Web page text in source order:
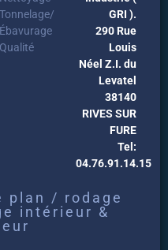
Tonnelage/
Ébavurage
Qualité
GRI ).
290 Rue
Louis
Néel Z.I. du
Levatel
38140
RIVES SUR
FURE
Tel:
04.76.91.14.15
plan / rodage
intérieur &